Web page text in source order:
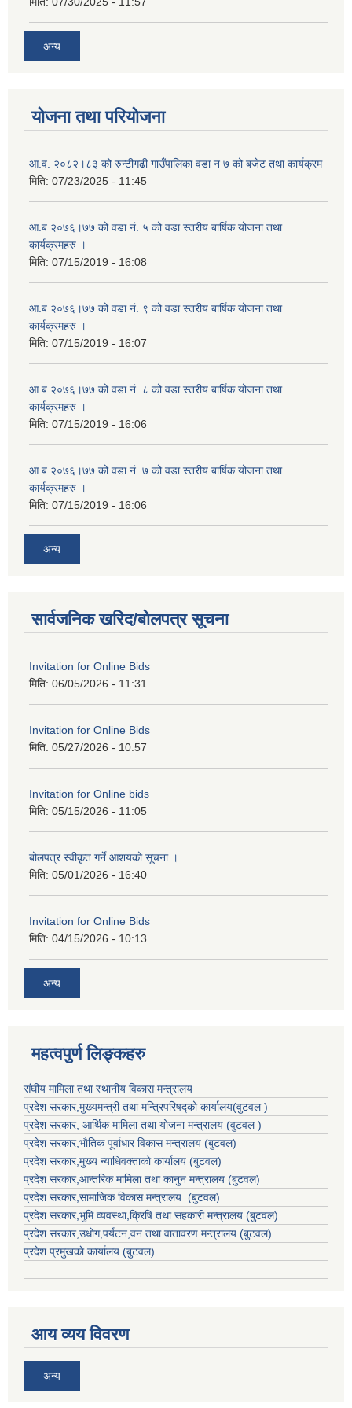
अन्य
योजना तथा परियोजना
आ.व. २०८२।८३ को रुन्टीगढी गाउँपालिका वडा न ७ को बजेट तथा कार्यक्रम
मिति: 07/23/2025 - 11:45
आ.ब २०७६।७७ को वडा नं. ५ को वडा स्तरीय बार्षिक योजना तथा
कार्यक्रमहरु ।
मिति: 07/15/2019 - 16:08
आ.ब २०७६।७७ को वडा नं. ९ को वडा स्तरीय बार्षिक योजना तथा
कार्यक्रमहरु ।
मिति: 07/15/2019 - 16:07
आ.ब २०७६।७७ को वडा नं. ८ को वडा स्तरीय बार्षिक योजना तथा
कार्यक्रमहरु ।
मिति: 07/15/2019 - 16:06
आ.ब २०७६।७७ को वडा नं. ७ को वडा स्तरीय बार्षिक योजना तथा
कार्यक्रमहरु ।
मिति: 07/15/2019 - 16:06
अन्य
सार्वजनिक खरिद/बोलपत्र सूचना
Invitation for Online Bids
मिति: 06/05/2026 - 11:31
Invitation for Online Bids
मिति: 05/27/2026 - 10:57
Invitation for Online bids
मिति: 05/15/2026 - 11:05
बोलपत्र स्वीकृत गर्ने आशयको सूचना ।
मिति: 05/01/2026 - 16:40
Invitation for Online Bids
मिति: 04/15/2026 - 10:13
अन्य
महत्वपुर्ण लिङ्कहरु
संघीय मामिला तथा स्थानीय विकास मन्त्रालय
प्रदेश सरकार,मुख्यमन्त्री तथा मन्त्रिपरिषद्को कार्यालय(वुटवल )
प्रदेश सरकार, आर्थिक मामिला तथा योजना मन्त्रालय (वुटवल )
प्रदेश सरकार,भाैतिक पूर्वाधार विकास मन्त्रालय (बुटवल)
प्रदेश सरकार,मुख्य न्याधिवक्ताकाे कार्यालय (बुटवल)
प्रदेश सरकार,आन्तरिक मामिला तथा कानुन मन्त्रालय (बुटवल)
प्रदेश सरकार,सामाजिक विकास मन्त्रालय (बुटवल)
प्रदेश सरकार,भुमि व्यवस्था,क्रिषि तथा सहकारी मन्त्रालय (बुटवल)
प्रदेश सरकार,उधाेग,पर्यटन,वन तथा वातावरण मन्त्रालय (बुटवल)
प्रदेश प्रमुखकाे कार्यालय (बुटवल)
आय व्यय विवरण
अन्य